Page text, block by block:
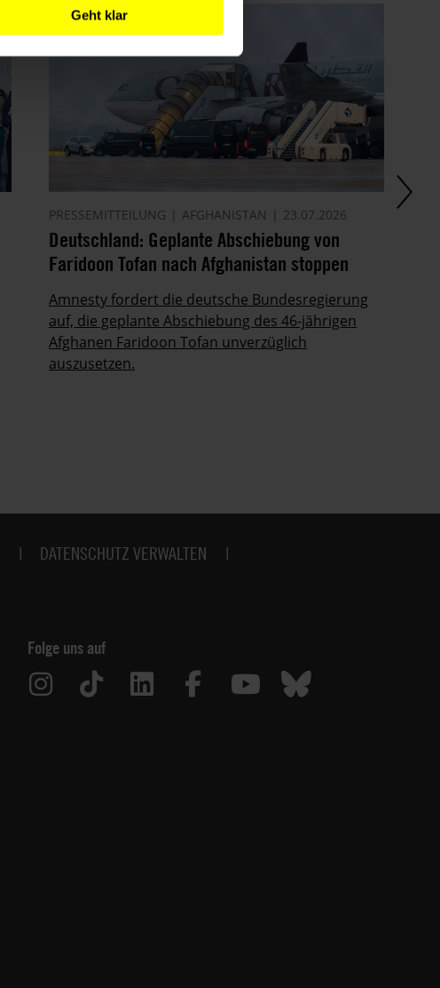
Geht klar
PRESSEMITTEILUNG AFGHANISTAN 23.07.2026
Deutschland: Geplante Abschiebung von
Faridoon Tofan nach Afghanistan stoppen
Amnesty fordert die deutsche Bundesregierung
auf, die geplante Abschiebung des 46-jährigen
Afghanen Faridoon Tofan unverzüglich
auszusetzen.
DATENSCHUTZ VERWALTEN
Folge uns auf